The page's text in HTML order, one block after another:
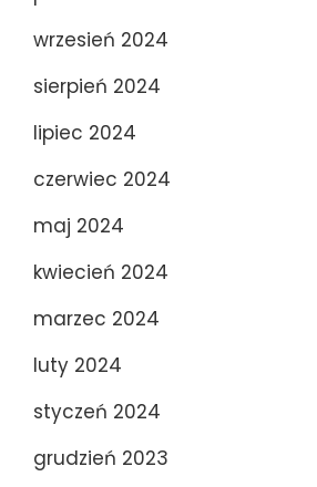
wrzesień 2024
sierpień 2024
lipiec 2024
czerwiec 2024
maj 2024
kwiecień 2024
marzec 2024
luty 2024
styczeń 2024
grudzień 2023